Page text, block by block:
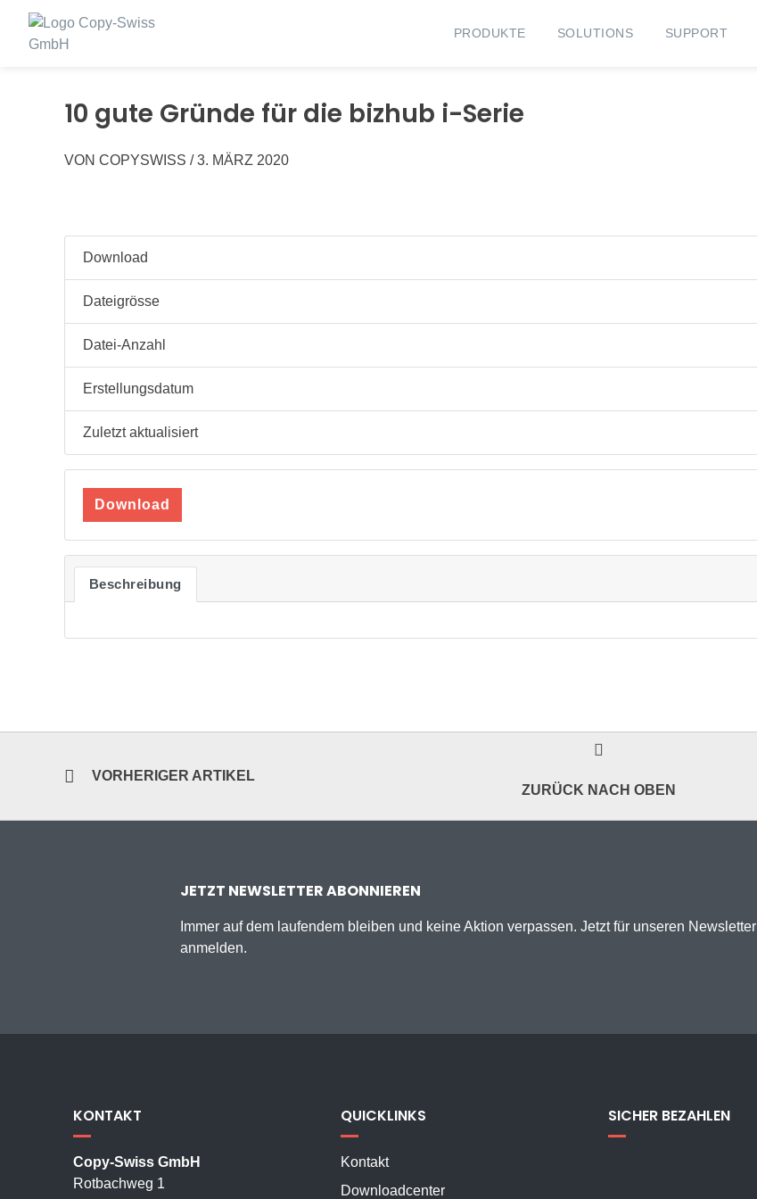
Springen
PRODUKTE SOLUTIONS SUPPORT
10 gute Gründe für die bizhub i-Serie
VON COPYSWISS / 3. MÄRZ 2020
Download
Dateigrösse
Datei-Anzahl
Erstellungsdatum
Zuletzt aktualisiert
Download
Beschreibung
VORHERIGER ARTIKEL
ZURÜCK NACH OBEN
JETZT NEWSLETTER ABONNIEREN
Immer auf dem laufendem bleiben und keine Aktion verpassen. Jetzt für unseren Newsletter
anmelden.
KONTAKT
Copy-Swiss GmbH
Rotbachweg 1
QUICKLINKS
Kontakt
Downloadcenter
SICHER BEZAHLEN